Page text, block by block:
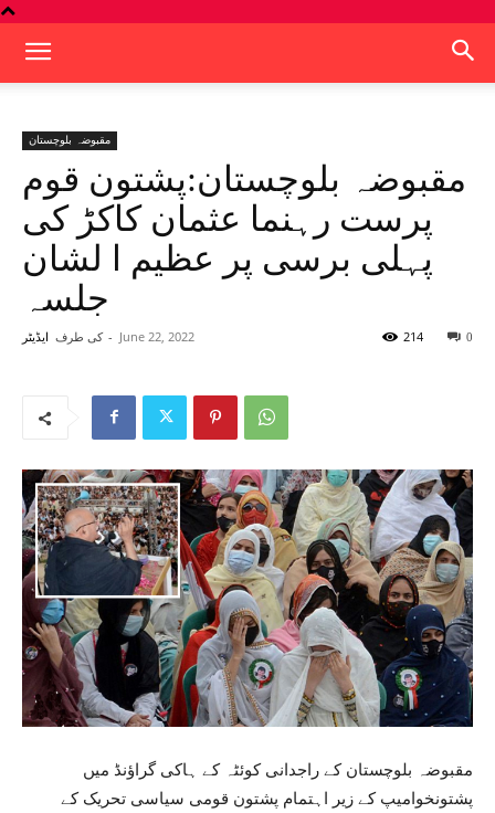
مقبوضہ بلوچستان
مقبوضہ بلوچستان:پشتون قوم
پرست رہنما عثمان کاکڑ کی
پہلی برسی پر عظیم ا لشان
جلسہ
کی طرف ایڈیٹر - June 22, 2022 0
214
مقبوضہ بلوچستان کے راجدانی کوئٹہ کے ہاکی گراؤنڈ میں
پشتونخوامیپ کے زیر اہتمام پشتون قومی سیاسی تحریک کے